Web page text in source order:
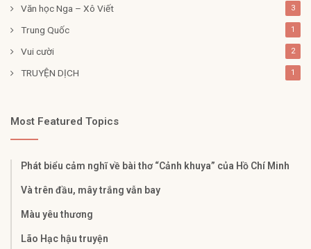
Văn học Nga – Xô Viết 3
Trung Quốc 1
Vui cười 2
TRUYỆN DỊCH 1
Most Featured Topics
Phát biểu cảm nghĩ về bài thơ “Cảnh khuya” của Hồ Chí Minh
Và trên đầu, mây trắng vẫn bay
Màu yêu thương
Lão Hạc hậu truyện